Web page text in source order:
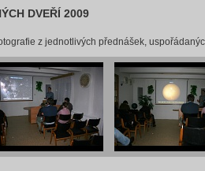
DVEŘÍ 2009
z jednotlivých přednášek,